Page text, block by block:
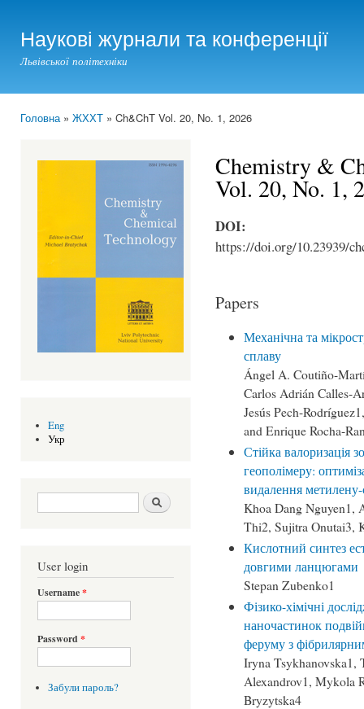
Наукові журнали та конференції
Львівської політехніки
Головна» ЖХХТ » Ch&ChT Vol. 20, No. 1, 2026
Eng
Укр
Search form Шукати
User login
Username*
Password *
Забули пароль?
Chemistry &
Vol. 20, No. 1,
DOI:
https://doi.org/10.23939/
Papers
Механічна та
сплаву
Ángel A. Coutiño-
Carlos Adrián Calles-
Jesús Pech-
and Enrique Rocha-
Стійка валоризація
геополімеру:
видалення
Khoa Dang Nguyen1,
Thi2, Sujitra Onutai3,
Кислотний синтез
довгими ланцюгами
Stepan Zubenko1
Фізико-хімічні
наночастинок
феруму з
Iryna Tsykhanovska1,
Alexandrov1, Mykola
Bryzytska4